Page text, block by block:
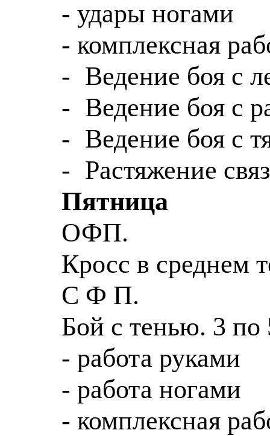
- удары ногами
- комплексная
- Ведение боя с
- Ведение боя с
- Ведение боя с
- Растяжение
Пятница
ОФП.
Кросс в среднем
С Ф П.
Бой с тенью. 3
- работа руками
- работа ногами
- комплексная